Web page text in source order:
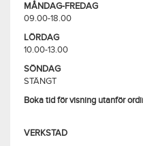
MÅNDAG-FREDAG
09.00-18.00
LÖRDAG
10.00-13.00
SÖNDAG
STÄNGT
Boka tid för visning utanför
VERKSTAD